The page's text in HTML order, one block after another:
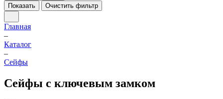
Показать
Очистить фильтр
Главная
–
Каталог
–
Cейфы
Сейфы с ключевым замком